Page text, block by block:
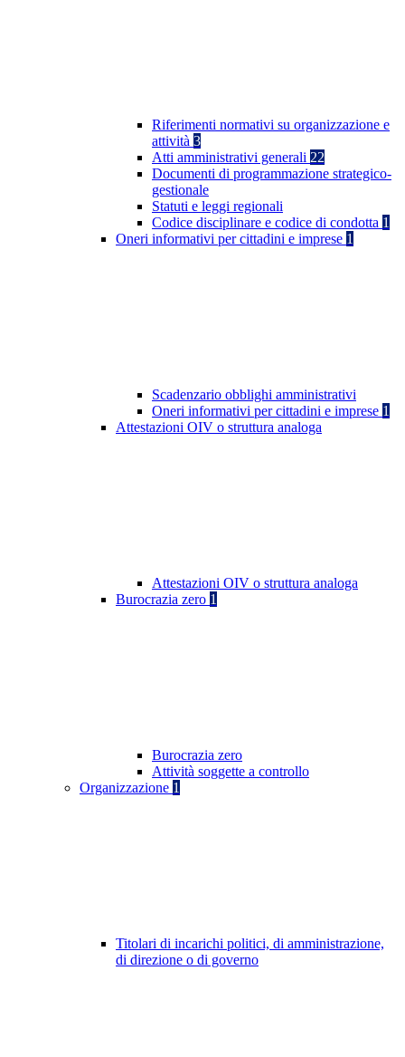
Riferimenti normativi su organizzazione e
attività 3
Atti amministrativi generali 22
Documenti di programmazione strategico-
gestionale
Statuti e leggi regionali
Codice disciplinare e codice di condotta 1
Oneri informativi per cittadini e imprese 1
Scadenzario obblighi amministrativi
Oneri informativi per cittadini e imprese 1
Attestazioni OIV o struttura analoga
Attestazioni OIV o struttura analoga
Burocrazia zero 1
Burocrazia zero
Attività soggette a controllo
Organizzazione 1
Titolari di incarichi politici, di amministrazione,
di direzione o di governo